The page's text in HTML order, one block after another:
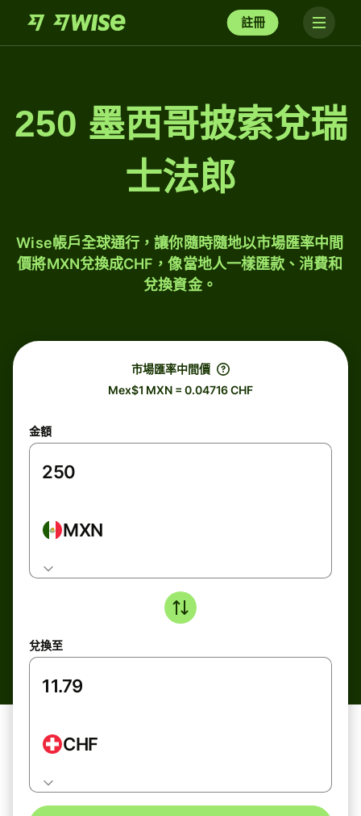
註冊
250 墨西哥披索兌瑞
士法郎
Wise帳戶全球通行，讓你隨時隨地以市場匯率中間
價將MXN兌換成CHF，像當地人一樣匯款、消費和
兌換資金。
市場匯率中間價
Mex$1 MXN = 0.04716 CHF
金額
MXN
兌換至
CHF